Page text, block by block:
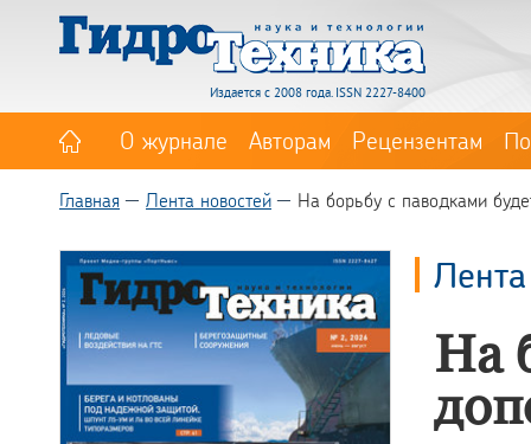
Издается с 2008 года. ISSN 2227-8400
О журнале Авторам Рецензентам
Главная Лента новостей На борьбу с паводками
На